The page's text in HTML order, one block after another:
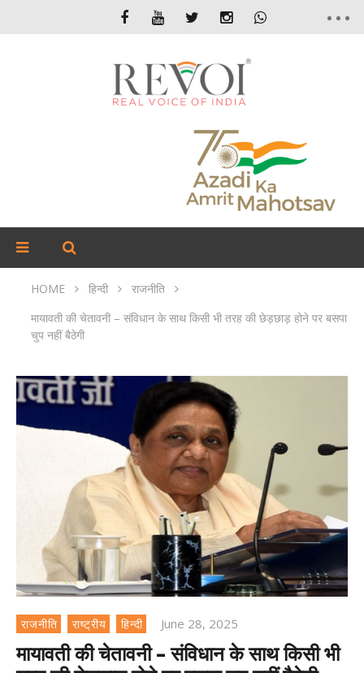
HOME हिन्दी
राजनीति
मायावती की चेतावनी – संविधान के साथ किसी भी तरह की छेड़छाड़ होने पर बसपा
चुप नहीं बैठेगी
राजनीति राष्ट्रीय हिन्दी June 28, 2025
मायावती की चेतावनी – संविधान के साथ किसी भी